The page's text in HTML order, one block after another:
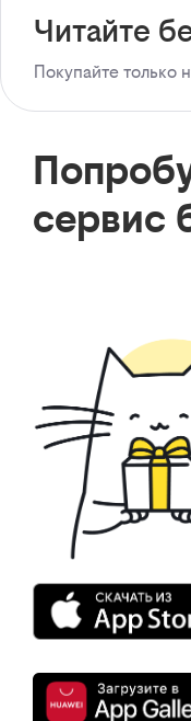
Читайте
Покупайте только
сервис